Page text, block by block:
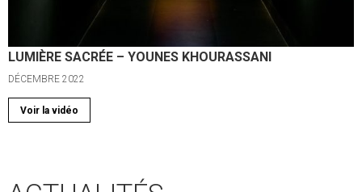
LUMIÈRE SACRÉE – YOUNES KHOURASSANI
DÉCEMBRE 2022
Voir la vidéo